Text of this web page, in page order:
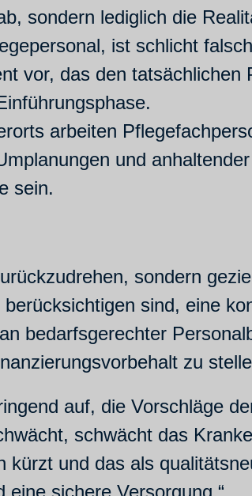
sondern lediglich die
ist schlicht
vor, das den tatsächlichen
arbeiten
und
sein.
sondern
sind, eine
bedarfsgerechter
zu
auf, die Vorschläge
schwächt das
und das als
sichere Versorgung.“